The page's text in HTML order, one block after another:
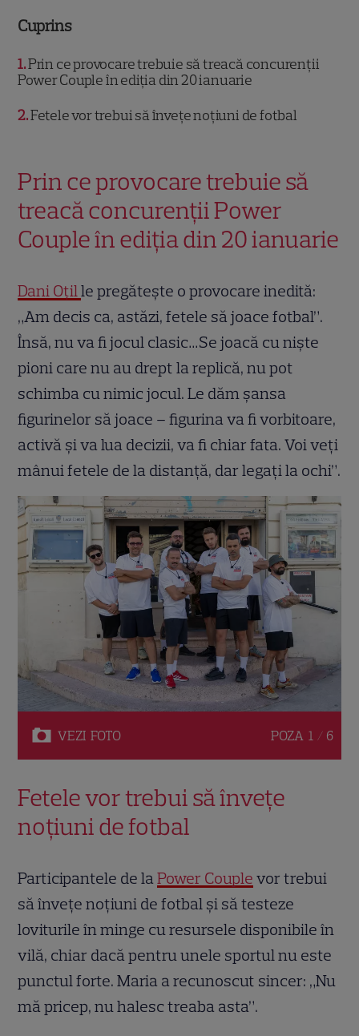
Cuprins
1 Prin ce provocare trebuie să treacă concurenții
Power Couple în ediția din 20 ianuarie
2 Fetele vor trebui să învețe noțiuni de fotbal
Prin ce provocare trebuie să
treacă concurenții Power
Couple în ediția din 20 ianuarie
Dani Oțille pregătește o provocare inedită:
„Am decis ca, astăzi, fetele să joace fotbal”.
Însă, nu va fi jocul clasic…Se joacă cu niște
pioni care nu au drept la replică, nu pot
schimba cu nimic jocul. Le dăm șansa
figurinelor să joace – figurina va fi vorbitoare,
activă și va lua decizii, va fi chiar fata. Voi veți
mânui fetele de la distanță, dar legați la ochi”.
VEZI FOTO POZA 1 / 6
Fetele vor trebui să învețe
noțiuni de fotbal
Participantele de laPower Couple vor trebui
să învețe noțiuni de fotbal și să testeze
loviturile în minge cu resursele disponibile în
vilă, chiar dacă pentru unele sportul nu este
punctul forte. Maria a recunoscut sincer: „Nu
mă pricep, nu halesc treaba asta”.